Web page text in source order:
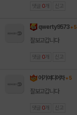
댓글 0 개 신고
qwerty9573 + 5
잘보고갑니다
댓글 0 개 신고
어기여디어차 + 5
잘보고갑니다
댓글 0 개 신고